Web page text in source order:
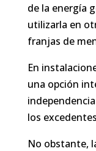
de la energía
utilizarla en
franjas de
En
una opción
los
No obstante,